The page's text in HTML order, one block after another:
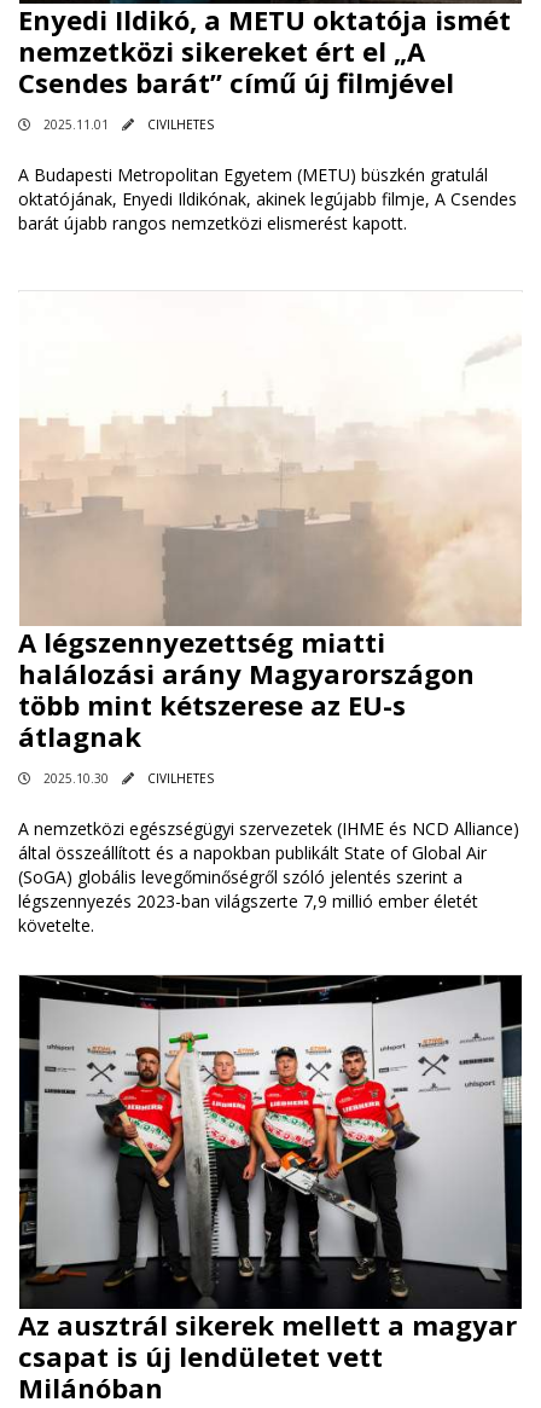
Enyedi Ildikó, a METU oktatója ismét
nemzetközi sikereket ért el „A
Csendes barát” című új filmjével
2025.11.01 CIVILHETES
A Budapesti Metropolitan Egyetem (METU) büszkén gratulál
oktatójának, Enyedi Ildikónak, akinek legújabb filmje, A Csendes
barát újabb rangos nemzetközi elismerést kapott.
A légszennyezettség miatti
halálozási arány Magyarországon
több mint kétszerese az EU-s
átlagnak
2025.10.30 CIVILHETES
A nemzetközi egészségügyi szervezetek (IHME és NCD Alliance)
által összeállított és a napokban publikált State of Global Air
(SoGA) globális levegőminőségről szóló jelentés szerint a
légszennyezés 2023-ban világszerte 7,9 millió ember életét
követelte.
Az ausztrál sikerek mellett a magyar
csapat is új lendületet vett
Milánóban